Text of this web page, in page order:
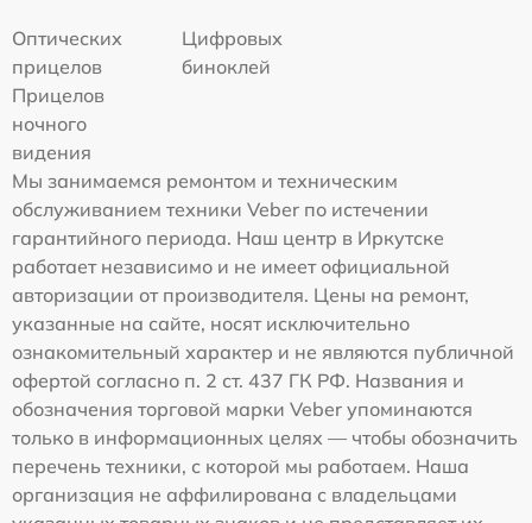
Оптических
прицелов
Цифровых
биноклей
Прицелов
ночного
видения
Мы занимаемся ремонтом и техническим
обслуживанием техники Veber по истечении
гарантийного периода. Наш центр в Иркутске
работает независимо и не имеет официальной
авторизации от производителя. Цены на ремонт,
указанные на сайте, носят исключительно
ознакомительный характер и не являются публичной
офертой согласно п. 2 ст. 437 ГК РФ. Названия и
обозначения торговой марки Veber упоминаются
только в информационных целях — чтобы обозначить
перечень техники, с которой мы работаем. Наша
организация не аффилирована с владельцами